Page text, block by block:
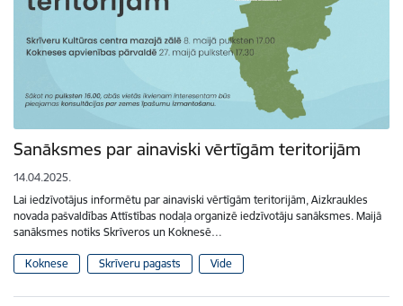
Sanāksmes par ainaviski vērtīgām teritorijām
14.04.2025.
Lai iedzīvotājus informētu par ainaviski vērtīgām teritorijām, Aizkraukles
novada pašvaldības Attīstības nodaļa organizē iedzīvotāju sanāksmes. Maijā
sanāksmes notiks Skrīveros un Koknesē…
Koknese Skrīveru pagasts Vide